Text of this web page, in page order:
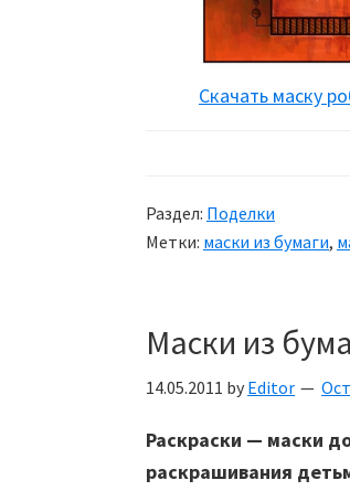
Скачать маску
Раздел: Поделки
Метки: маски из бумаги,
Маски из
14.05.2011 by Editor
Раскраски — маски
раскрашивания